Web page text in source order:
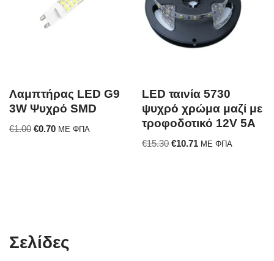
Λαμπτήρας LED G9
3W Ψυχρό SMD
€1.00 €0.70 ΜΕ ΦΠΑ
LED ταινία 5730
ψυχρό χρώμα μαζί με
τροφοδοτικό 12V 5A
€15.30 €10.71 ΜΕ ΦΠΑ
Σελίδες